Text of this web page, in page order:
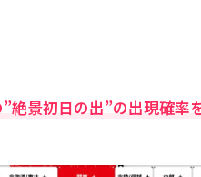
絶景初日の出”の出現確率